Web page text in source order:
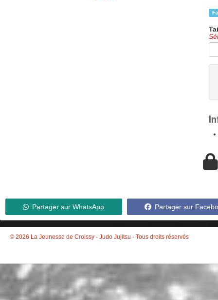
Partager sur WhatsApp Partager sur
© 2026 La Jeunesse de Croissy - Judo Jujitsu - Tous droits réservés